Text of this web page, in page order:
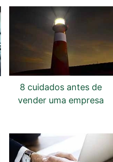
8 cuidados antes de
vender uma empresa